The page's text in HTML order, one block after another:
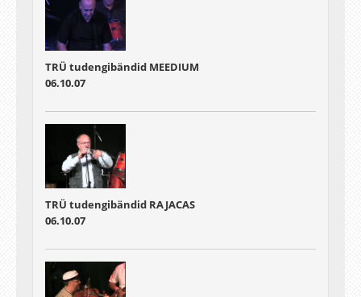
TRÜ tudengibändid MEEDIUM
06.10.07
TRÜ tudengibändid RAJACAS
06.10.07